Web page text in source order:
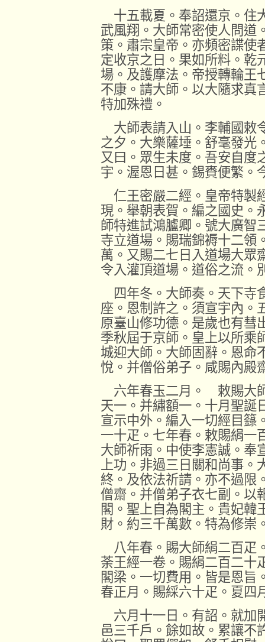
十五載夏。奉詔還京。住
武風翔。大師常密使人問道
策。肅宗皇帝。亦頻密諜使
定收京之日。果如所料。乾
場。及護摩法。帝授轉輪王
不康。請大師。以大隨求真
特加殊禮。
大師表請入山。李輔國敕
之夕。大樂薩埵。舒毫發光
又曰。眾生未度。吾安自度
宇。渥恩日甚。錫賚便繁。
仁王密嚴二經。皇帝特製
現。舉朝表賀。編之國史。
師特進試鴻臚卿。號大廣智
寺立道場。賜瑞錦褥十二領
萬。又賜二七日入道場大眾
令入灌頂道場。道俗之流。
四年冬。大師奏。天下寺
座。恩制許之。須宣宇內。
原臺山修功德。是歲也有彗
季秋屆于京師。皇上以所乘
城迎大師。大師固辭。恩命
悅。并僧俗弟子。咸賜內殿
六年春玉二月。 敕賜大
天一。并繡額一。十月聖誕
宣示中外。編入一切經目籙
一十疋。七年春。敕賜絹一
大師祈雨。中使李憲誠。奉
上功。非過三日關和尚事。
終。及依法祈請。亦不過限
僧齋。并僧弟子衣七副。以
閣。聖上自為閣主。貴妃韓
財。約三千萬數。特為修崇
八年春。賜大師絹二百疋
荼王經一卷。賜絹二百二十
閣梁。一切費用。皆是恩旨
春正月。賜綵六十疋。夏四
六月十一日。有詔。就加
邑三千戶。餘如故。累讓不